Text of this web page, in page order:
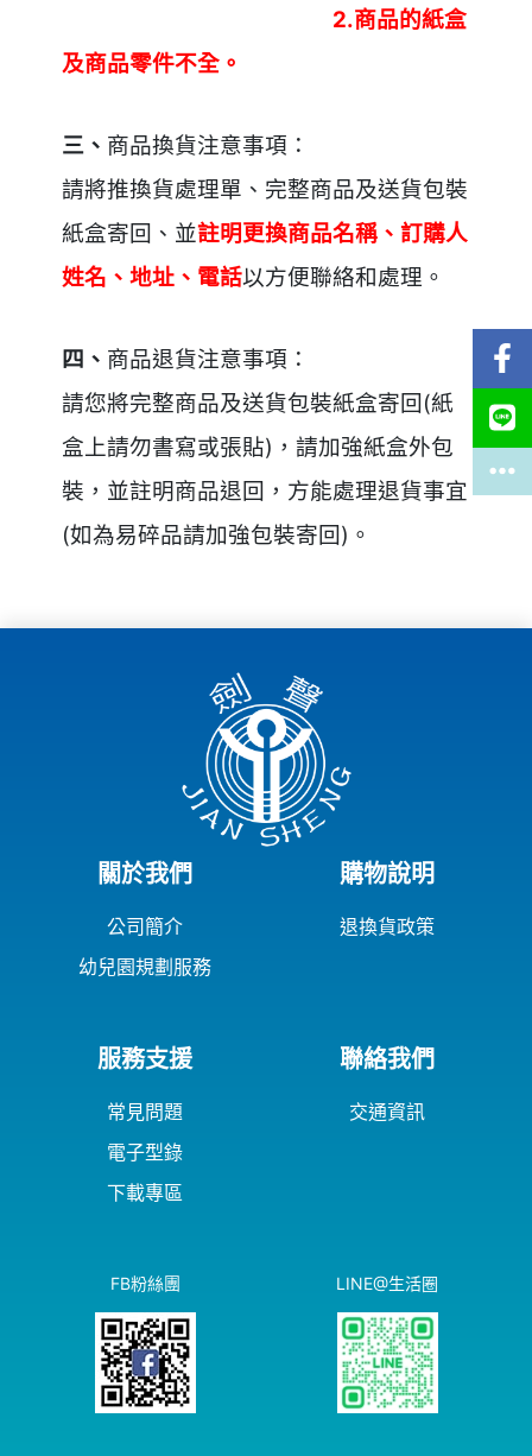
2.商品的紙盒
及商品零件不全。
三、 商品換貨注意事項：
請將推換貨處理單、完整商品及送貨包裝
紙盒寄回、並註明更換商品名稱、訂購人
姓名、地址、電話以方便聯絡和處理。
四、 商品退貨注意事項：
請您將完整商品及送貨包裝紙盒寄回(紙
盒上請勿書寫或張貼)，請加強紙盒外包
裝，並註明商品退回，方能處理退貨事宜
(如為易碎品請加強包裝寄回)。
關於我們
公司簡介
幼兒園規劃服務
購物說明
退換貨政策
服務支援
常見問題
電子型錄
下載專區
聯絡我們
交通資訊
FB粉絲團 LINE@生活圈